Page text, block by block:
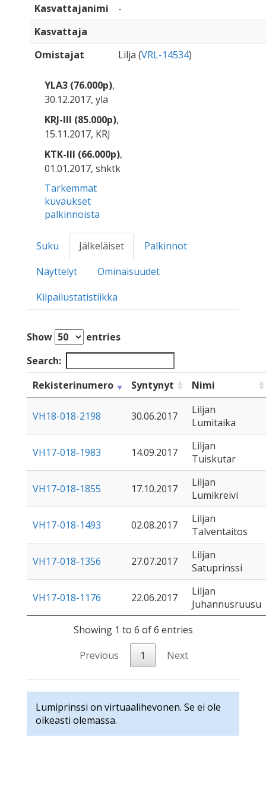
Kasvattajanimi
-
Kasvattaja
Omistajat
Lilja (VRL-14534)
YLA3 (76.000p),
30.12.2017, yla
KRJ-III (85.000p),
15.11.2017, KRJ
KTK-III (66.000p),
01.01.2017, shktk
Tarkemmat
kuvaukset
palkinnoista
Suku Jälkeläiset
Palkinnot
Näyttelyt
Ominaisuudet
Kilpailustatistiikka
Show
entries
Search:
Rekisterinumero
Syntynyt Nimi
VH18-018-2198 30.06.2017
Liljan
Lumitaika
VH17-018-1983 14.09.2017
Liljan
Tuiskutar
VH17-018-1855 17.10.2017
Liljan
Lumikreivi
VH17-018-1493 02.08.2017
Liljan
Talventaitos
VH17-018-1356 27.07.2017
Liljan
Satuprinssi
VH17-018-1176 22.06.2017
Liljan
Juhannusruusu
Showing 1 to 6 of 6 entries
Previous
1 Next
Lumiprinssi on virtuaalihevonen. Se ei ole
oikeasti olemassa.